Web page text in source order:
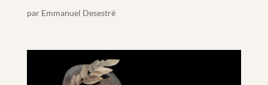
par Emmanuel Desestré